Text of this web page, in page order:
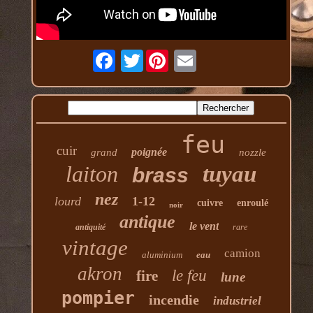
Twitter
cuir grand poignée feu nozzle
laiton brass tuyau
lourd nez 1-12 noir cuivre enroulé
antiquité antique le vent rare
vintage aluminium eau camion
akron fire le feu lune
pompier incendie industriel